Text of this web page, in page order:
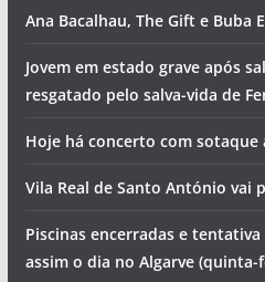
Ana Bacalhau, The Gift e Buba
Jovem em estado grave após
resgatado pelo salva-vida de
Hoje há concerto com
Vila Real de Santo António vai
Piscinas encerradas e
assim o dia no Algarve (quinta-